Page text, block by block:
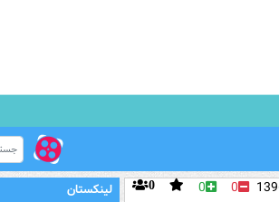
0 0 0 لینکستان